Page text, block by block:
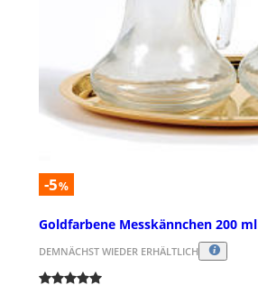
-5%
Goldfarbene Messkännchen 200 ml
DEMNÄCHST WIEDER ERHÄLTLICH